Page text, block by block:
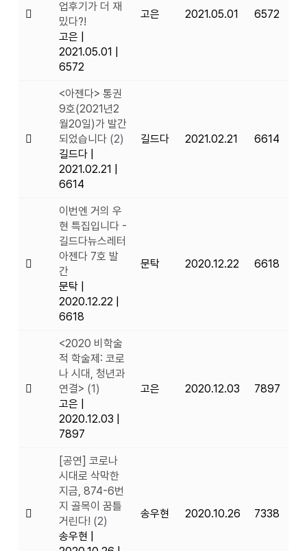
업후기가 더 재
밌다?!
고은
2021.05.01
6572
고은 2021.05.01 6572
<아젠다> 통권
9호(2021년2
월20일)가 발간
되었습니다 (2)
길드다
2021.02.21
6614
길드다 2021.02.21 6614
이번엔 거의 우
현 특집입니다 -
길드다뉴스레터
아젠다 7호 발
간
문탁
2020.12.22
6618
문탁 2020.12.22 6618
<2020 비학술
적 학술제: 코로
나 시대, 청년과
연결> (1)
고은
2020.12.03
7897
고은 2020.12.03 7897
[공연] 코로나
시대로 삭막한
지금, 874-6번
지 골목이 꿈틀
거린다! (2)
송우현
송우현 2020.10.26 7338